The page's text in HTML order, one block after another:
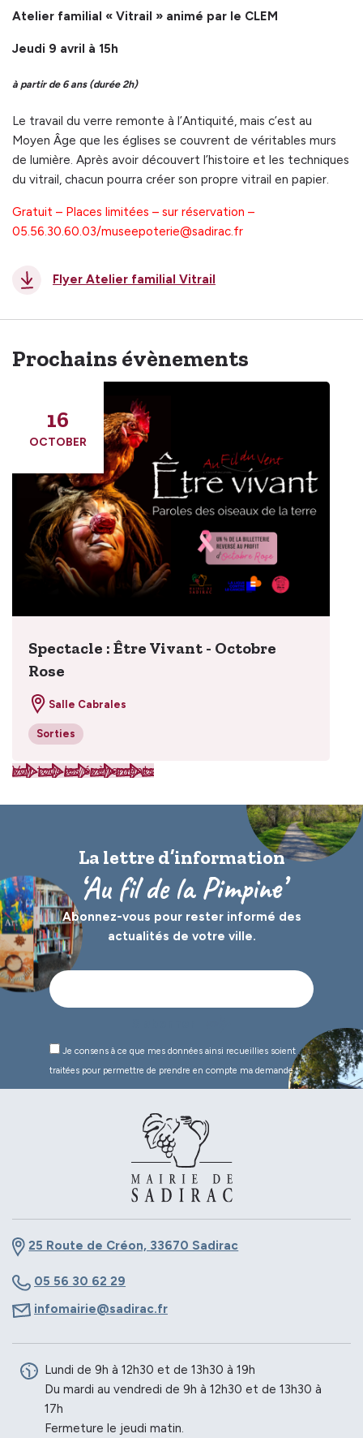
Atelier familial « Vitrail » animé par le CLEM
Jeudi 9 avril à 15h
à partir de 6 ans (durée 2h)
Le travail du verre remonte à l’Antiquité, mais c’est au
Moyen Âge que les églises se couvrent de véritables murs
de lumière. Après avoir découvert l’histoire et les techniques
du vitrail, chacun pourra créer son propre vitrail en papier.
Gratuit – Places limitées – sur réservation –
05.56.30.60.03/museepoterie@sadirac.fr
Flyer Atelier familial Vitrail
Prochains évènements
16
OCTOBER
Spectacle : Être Vivant - Octobre
Rose
Salle Cabrales
Sorties
Voir tous les évènements
La lettre d’information
‘Au fil de la Pimpine’
Abonnez-vous pour rester informé des
actualités de votre ville.
Je consens à ce que mes données ainsi recueillies soient
traitées pour permettre de prendre en compte ma demande.*
25 Route de Créon, 33670 Sadirac
05 56 30 62 29
infomairie@sadirac.fr
Lundi de 9h à 12h30 et de 13h30 à 19h
Du mardi au vendredi de 9h à 12h30 et de 13h30 à
17h
Fermeture le jeudi matin.